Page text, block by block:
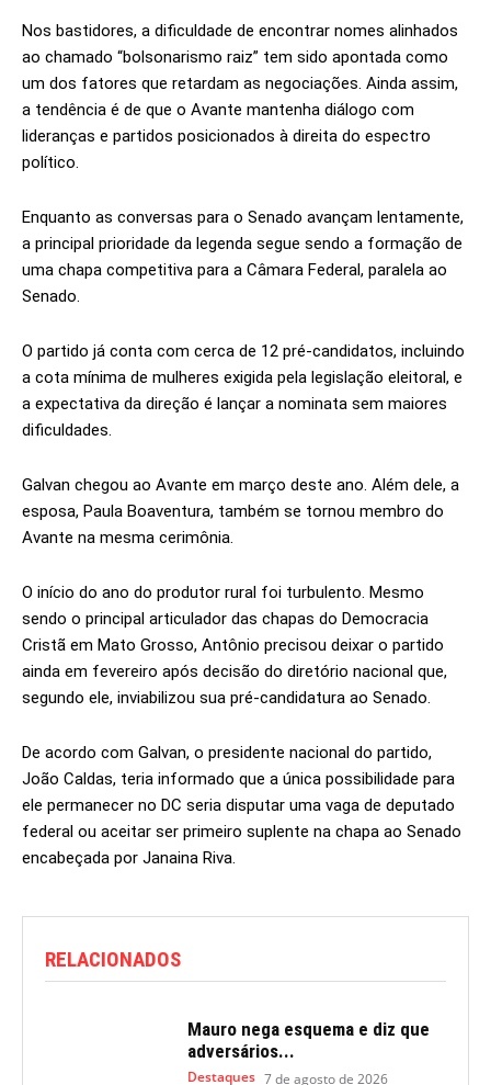
Nos bastidores, a dificuldade de encontrar nomes alinhados
ao chamado “bolsonarismo raiz” tem sido apontada como
um dos fatores que retardam as negociações. Ainda assim,
a tendência é de que o Avante mantenha diálogo com
lideranças e partidos posicionados à direita do espectro
político.
Enquanto as conversas para o Senado avançam lentamente,
a principal prioridade da legenda segue sendo a formação de
uma chapa competitiva para a Câmara Federal, paralela ao
Senado.
O partido já conta com cerca de 12 pré-candidatos, incluindo
a cota mínima de mulheres exigida pela legislação eleitoral, e
a expectativa da direção é lançar a nominata sem maiores
dificuldades.
Galvan chegou ao Avante em março deste ano. Além dele, a
esposa, Paula Boaventura, também se tornou membro do
Avante na mesma cerimônia.
O início do ano do produtor rural foi turbulento. Mesmo
sendo o principal articulador das chapas do Democracia
Cristã em Mato Grosso, Antônio precisou deixar o partido
ainda em fevereiro após decisão do diretório nacional que,
segundo ele, inviabilizou sua pré-candidatura ao Senado.
De acordo com Galvan, o presidente nacional do partido,
João Caldas, teria informado que a única possibilidade para
ele permanecer no DC seria disputar uma vaga de deputado
federal ou aceitar ser primeiro suplente na chapa ao Senado
encabeçada por Janaina Riva.
RELACIONADOS
Mauro nega esquema e diz que
adversários...
Destaques 7 de agosto de 2026